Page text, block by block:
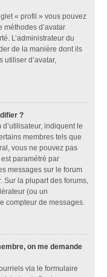
« profil » vous pouvez
méthodes d’avatar
L’administrateur du
de la manière dont ils
utiliser d’avatar,
?
indiquent le
membres tels que
vous ne pouvez pas
paramétré par
messages sur le forum
Sur la plupart des forums,
(ou un
compteur de messages.
on me demande
via le formulaire